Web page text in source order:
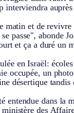
interviendra
matin et de
passe", abonde
et ça a duré un
en Israël:
occupée, un
désertique tandis
entendue dans la
des